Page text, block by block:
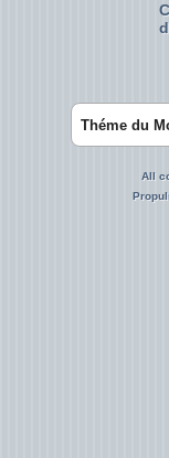
Théme du
All